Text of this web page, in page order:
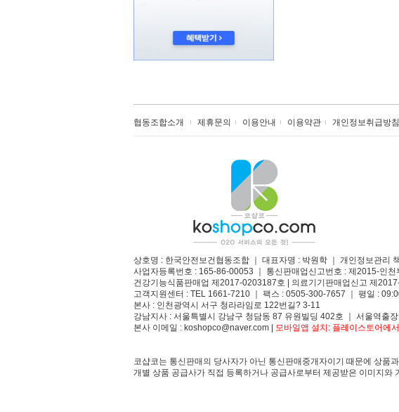
협동조합소개 제휴문의 이용안내 이용약관 개인정보취급방침
상호명 : 한국안전보건협동조합 ｜ 대표자명 : 박원학 ｜ 개인정보관리
사업자등록번호 : 165-86-00053 ｜ 통신판매업신고번호 : 제2015-인천
건강기능식품판매업 제2017-0203187호 | 의료기기판매업신고 제
고객지원센터 : TEL 1661-7210 ｜ 팩스 : 0505-300-7657 ｜ 평일 :
본사 : 인천광역시 서구 청라라임로 122번길? 3-11
강남지사 : 서울특별시 강남구 청담동 87 유원빌딩 402호 ｜ 서울역출
본사 이메일 : koshopco@naver.com | 모바일앱 설치: 플레이스토어에
코샵코는 통신판매의 당사자가 아닌 통신판매중개자이기 때문에 상품
개별 상품 공급사가 직접 등록하거나 공급사로부터 제공받은 이미지